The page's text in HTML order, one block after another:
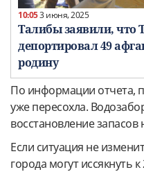
10:053 июня, 2025
Талибы заявили, что
депортировал 49
родину
По информации отчета,
уже пересохла.
восстановление
Если ситуация не
города могут иссякнуть к